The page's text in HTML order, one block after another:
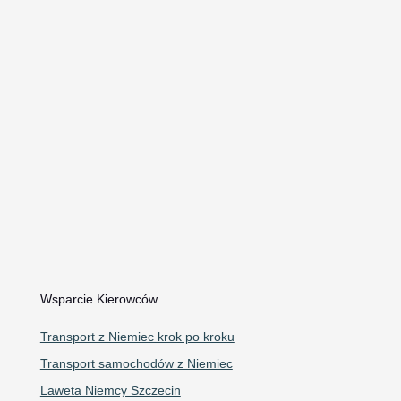
Wsparcie Kierowców
Transport z Niemiec krok po kroku
Transport samochodów z Niemiec
Laweta Niemcy Szczecin